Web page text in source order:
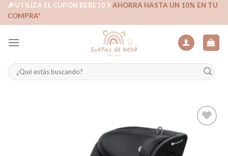
Skip🎉UTILIZA EL CUPÓN BEBE10 YAHORRA HASTA UN 10% EN TU
COMPRA*
Buscar
por: